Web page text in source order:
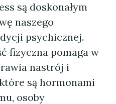
są doskonałym
naszego
psychicznej.
fizyczna pomaga w
nastrój i
są hormonami
osoby